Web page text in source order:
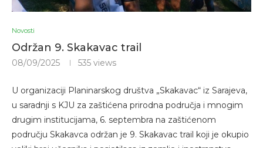
Novosti
Održan 9. Skakavac trail
08/09/2025 535 views
U organizaciji Planinarskog društva „Skakavac“ iz Sarajeva,
u saradnji s KJU za zaštićena prirodna područja i mnogim
drugim institucijama, 6. septembra na zaštićenom
području Skakavca održan je 9. Skakavac trail koji je okupio